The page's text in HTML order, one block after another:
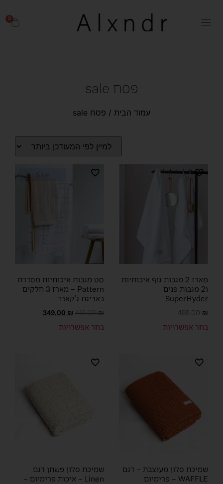
0
פסח sale
עמוד הבית / פסח sale
מארז 2 מגבות גוף איכותיות
ו2 מגבות פנים
SuperHyder
499.00 ₪
בחר אפשרויות
סט מגבות איכותיות מסדרת
Pattern – מארז 3 חלקים
באריגת ג’קארד
419.00₪
349.00 ₪
בחר אפשרויות
שמיכת סלון מעוצבת – דגם
WAFFLE – פרימיום
שמיכת סלון פשתן דגם
Linen – איכות פרימיום –